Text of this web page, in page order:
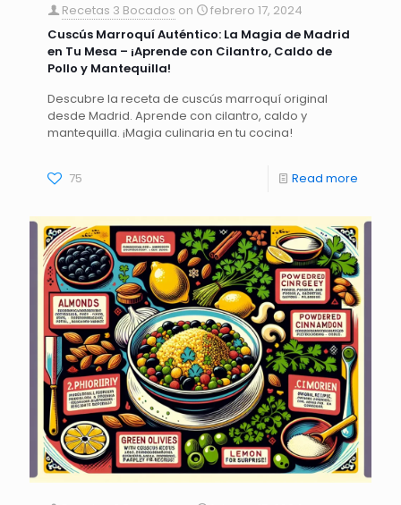
Recetas 3 Bocados on
febrero 17, 2024
Cuscús Marroquí Auténtico: La Magia de Madrid
en Tu Mesa – ¡Aprende con Cilantro, Caldo de
Pollo y Mantequilla!
Descubre la receta de cuscús marroquí original
desde Madrid. Aprende con cilantro, caldo y
mantequilla. ¡Magia culinaria en tu cocina!
75 Read more